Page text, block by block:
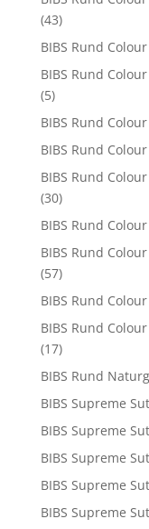
(43)
BIBS Rund
BIBS Rund
(5)
BIBS Rund
BIBS Rund
BIBS Rund
(30)
BIBS Rund
BIBS Rund
(57)
BIBS Rund
BIBS Rund
(17)
BIBS Rund
BIBS Supreme
BIBS Supreme
BIBS Supreme
BIBS Supreme
BIBS Supreme